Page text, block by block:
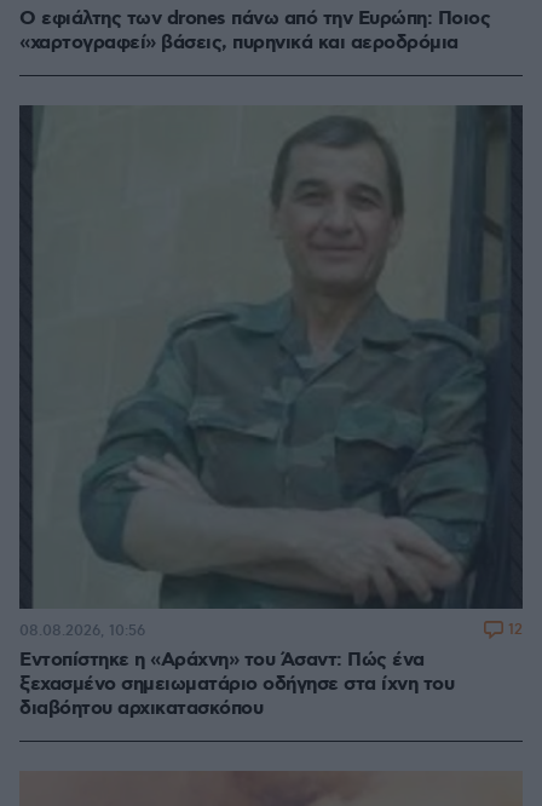
Ο εφιάλτης των drones πάνω από την Ευρώπη: Ποιος
«χαρτογραφεί» βάσεις, πυρηνικά και αεροδρόμια
Εντοπίστηκε η «Αράχνη» του Άσαντ: Πώς ένα
ξεχασμένο σημειωματάριο οδήγησε στα ίχνη του
διαβόητου αρχικατασκόπου
08.08.2026, 10:56 12